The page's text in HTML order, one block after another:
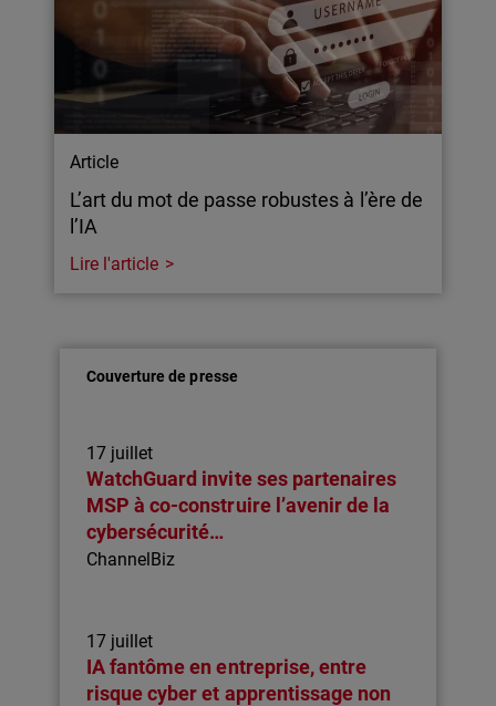
Article
L’art du mot de passe robustes à l’ère de
l’IA
Lire l'article
Couverture de presse
17 juillet
WatchGuard invite ses partenaires
MSP à co-construire l’avenir de la
cybersécurité…
ChannelBiz
17 juillet
IA fantôme en entreprise, entre
risque cyber et apprentissage non